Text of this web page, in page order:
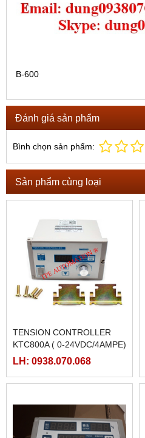
B-600
Đánh giá sản phẩm
Bình chọn sản phẩm:
Sản phẩm cùng loại
TENSION CONTROLLER
KTC800A ( 0-24VDC/4AMPE)
LH: 0938.070.068